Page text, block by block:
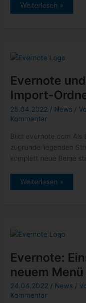
Evernote
anlegen
Weiterlesen »
Evernote
Import-
25.04.2022 / News /
Kommentar
Bild: evernote.com Als
zugrunde liegenden
komplett neue Beine
Evernote
Weiterlesen »
Evernote:
neuem
24.04.2022 / News /
Kommentar